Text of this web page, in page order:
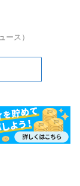
ース）